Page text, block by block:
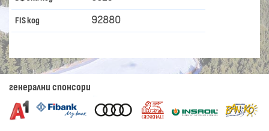
FIS код 92880
генерални спонсори